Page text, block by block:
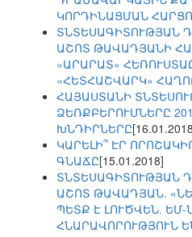
ԿՈՐԴԻՆԱՑՄԱՆ
ՏՆՏԵՍԱԳԻՏՈՒԹՅԱՆ
ԱՇՈՏ ԹԱՎԱԴՅԱՆԻ
«ԱՐԱՐԱՏ»
«ՀԵՏՀԱՇՎԱՐԿ»
ՀԱՅԱՍՏԱՆԻ
ՁԵՌՔԲԵՐՈՒՄՆԵՐԸ
ԽՆԴԻՐՆԵՐԸ
ԿԱՐԵԼԻ՞ ԷՐ
ԳՆԱՃԸ[15.01.2018]
ՏՆՏԵՍԱԳԻՏՈՒԹՅԱՆ
ԱՇՈՏ ԹԱՎԱԴՅԱՆ.
ՊԵՏՔ Է ԼՈՒԾՎԵՆ.
ՀՆԱՐԱՎՈՐՈՒԹՅՈՒՆ